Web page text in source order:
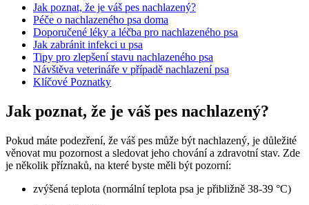
Jak poznat, že je váš pes nachlazený?
Péče o nachlazeného psa doma
Doporučené léky a léčba pro nachlazeného psa
Jak zabránit infekci u psa
Tipy pro zlepšení stavu nachlazeného psa
Návštěva veterináře v případě nachlazení psa
Klíčové Poznatky
Jak poznat, že je váš pes nachlazený?
Pokud máte podezření, že váš pes může být nachlazený, je důležité
věnovat mu pozornost a sledovat jeho chování a zdravotní stav. Zde
je několik příznaků, na které byste měli být pozorní:
zvýšená teplota (normální teplota psa je přibližně 38-39 °C)